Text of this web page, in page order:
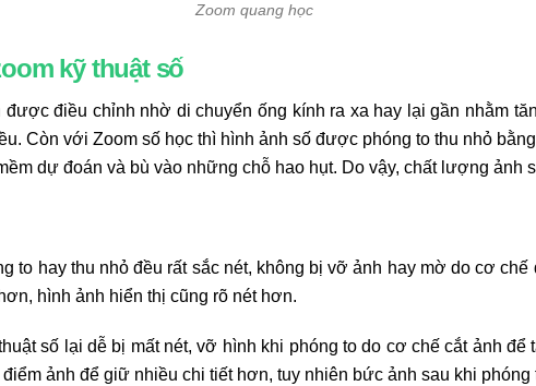
Zoom quang học
kỹ thuật số
điều chỉnh nhờ di chuyển ống kính ra xa hay lại gần nhằm
Còn với Zoom số học thì hình ảnh số được phóng to thu nhỏ
dự đoán và bù vào những chỗ hao hụt. Do vậy, chất lượng ảnh
to hay thu nhỏ đều rất sắc nét, không bị vỡ ảnh hay mờ do cơ
hình ảnh hiển thị cũng rõ nét hơn.
số lại dễ bị mất nét, vỡ hình khi phóng to do cơ chế cắt ảnh để
ảnh để giữ nhiều chi tiết hơn, tuy nhiên bức ảnh sau khi